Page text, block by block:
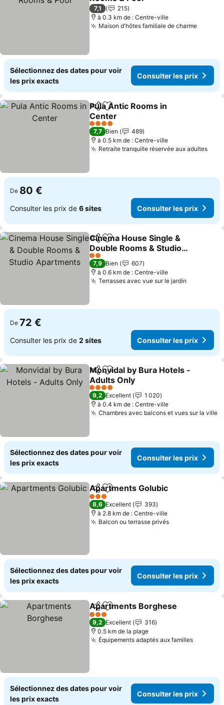
7,1
215
à 0.3 km de : Centre-ville
Maison d'hôtes familiale de charme
Sélectionnez des dates pour voir
les prix exacts
Consulter les prix
PartagerAjouter à mes favoris
Pula Antic Rooms in
Center
4 Étoiles
7,7 Bien
489
à 0.5 km de : Centre-ville
Retraite tranquille réservée aux adultes
De 80 €
Consulter les prix de 6 sites Consulter les prix
PartagerAjouter à mes favoris
Cinema House Single &
Double Rooms & Studio
Apartments
2 Étoiles
7,9 Bien
607
à 0.6 km de : Centre-ville
Terrasses avec vue sur le jardin
De 72 €
Consulter les prix de 2 sites Consulter les prix
PartagerAjouter à mes favoris
Monvidal by Bura Hotels -
Adults Only
4 Étoiles
9,2 Excellent
1 020
à 0.4 km de : Centre-ville
Chambres avec balcons et vues sur la ville
Sélectionnez des dates pour voir
les prix exacts
Consulter les prix
PartagerAjouter à mes favoris
Apartments Golubic
3 Étoiles
8,6 Excellent
393
à 2.8 km de : Centre-ville
Balcon ou terrasse privés
Sélectionnez des dates pour voir
les prix exacts
Consulter les prix
PartagerAjouter à mes favoris
Apartments Borghese
3 Étoiles
9,2 Excellent
316
0.5 km de la plage
Équipements adaptés aux familles
Sélectionnez des dates pour voir
les prix exacts
Consulter les prix